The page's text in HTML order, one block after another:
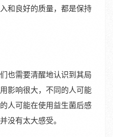
和良好的质量，都是保持
也需要清醒地认识到其局
影响很大，不同的人可能
人可能在使用益生菌后感
没有太大感受。